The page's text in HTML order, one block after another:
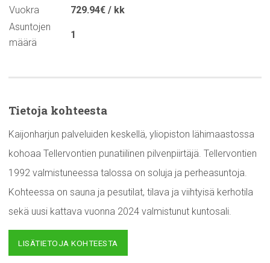
Vuokra
729.94€ / kk
Asuntojen
määrä
1
Tietoja kohteesta
Kaijonharjun palveluiden keskellä, yliopiston lähimaastossa
kohoaa Tellervontien punatiilinen pilvenpiirtäjä. Tellervontien
1992 valmistuneessa talossa on soluja ja perheasuntoja.
Kohteessa on sauna ja pesutilat, tilava ja viihtyisä kerhotila
sekä uusi kattava vuonna 2024 valmistunut kuntosali.
LISÄTIETOJA KOHTEESTA